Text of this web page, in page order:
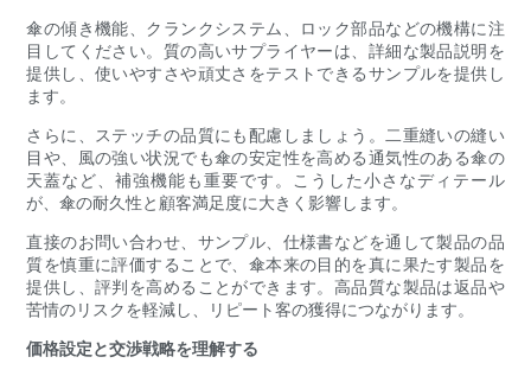
傘の傾き機能、クランクシステム、ロック部品などの機構に注
目してください。質の高いサプライヤーは、詳細な製品説明を
提供し、使いやすさや頑丈さをテストできるサンプルを提供し
ます。
さらに、ステッチの品質にも配慮しましょう。二重縫いの縫い
目や、風の強い状況でも傘の安定性を高める通気性のある傘の
天蓋など、補強機能も重要です。こうした小さなディテール
が、傘の耐久性と顧客満足度に大きく影響します。
直接のお問い合わせ、サンプル、仕様書などを通して製品の品
質を慎重に評価することで、傘本来の目的を真に果たす製品を
提供し、評判を高めることができます。高品質な製品は返品や
苦情のリスクを軽減し、リピート客の獲得につながります。
価格設定と交渉戦略を理解する